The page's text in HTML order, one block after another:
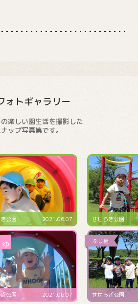
ォトギャラリー
楽しい園生活を撮影した
ップ写真集です。
せせらぎ公園 2021.06.07
せせらぎ公園 2021.06.07